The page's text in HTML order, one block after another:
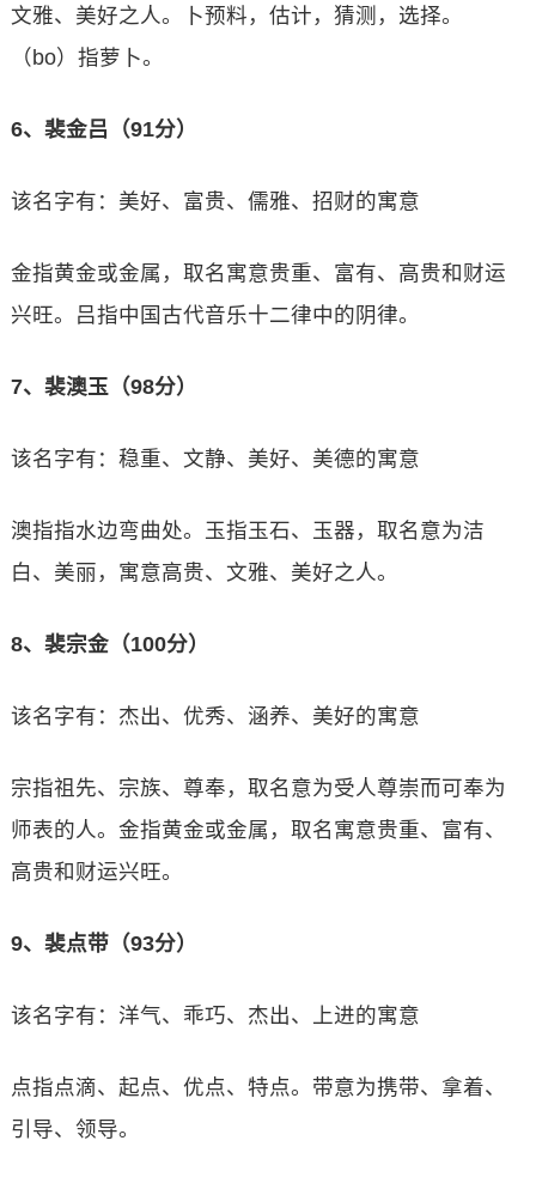
文雅、美好之人。卜预料，估计，猜测，选择。
（bo）指萝卜。
6、裴金吕（91分）
该名字有：美好、富贵、儒雅、招财的寓意
金指黄金或金属，取名寓意贵重、富有、高贵和财运
兴旺。吕指中国古代音乐十二律中的阴律。
7、裴澳玉（98分）
该名字有：稳重、文静、美好、美德的寓意
澳指指水边弯曲处。玉指玉石、玉器，取名意为洁
白、美丽，寓意高贵、文雅、美好之人。
8、裴宗金（100分）
该名字有：杰出、优秀、涵养、美好的寓意
宗指祖先、宗族、尊奉，取名意为受人尊崇而可奉为
师表的人。金指黄金或金属，取名寓意贵重、富有、
高贵和财运兴旺。
9、裴点带（93分）
该名字有：洋气、乖巧、杰出、上进的寓意
点指点滴、起点、优点、特点。带意为携带、拿着、
引导、领导。